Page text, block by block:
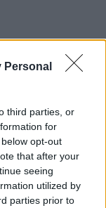
Personal
third parties, or
for
opt-out
that after your
seeing
utilized by
parties prior to